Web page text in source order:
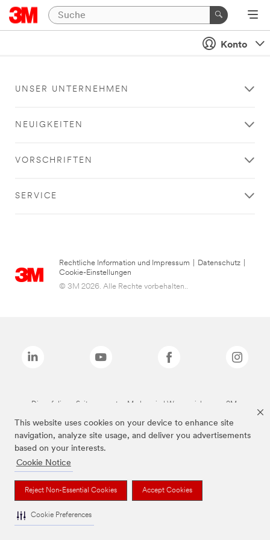
This website uses cookies on your device to enhance site
navigation, analyze site usage, and deliver you advertisements
based on your interests.
Cookie Notice
Reject Non-Essential Cookies Accept Cookies
Cookie Preferences
Konto
UNSER UNTERNEHMEN
NEUIGKEITEN
VORSCHRIFTEN
SERVICE
Rechtliche Information und Impressum Datenschutz
Cookie-Einstellungen
© 3M 2026. Alle Rechte vorbehalten..
Die auf dieser Seite genannten Marken sind Warenzeichen von 3M.